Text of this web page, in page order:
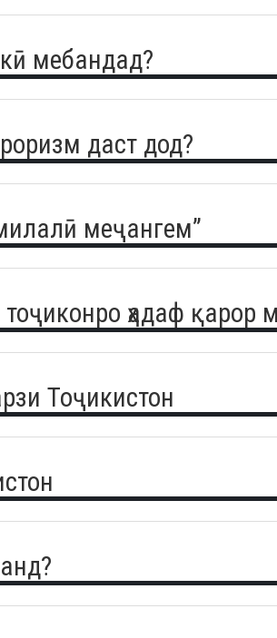
мебандад?
даст дод?
меҷангем”
ҳадаф қарор
Тоҷикистон